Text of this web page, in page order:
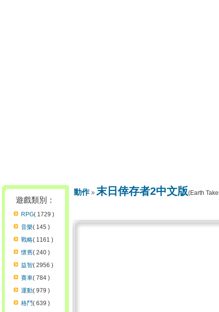
遊戲類別：
RPG( 1729 )
音樂( 145 )
戰略( 1161 )
懷舊( 240 )
益智( 2956 )
賽車( 784 )
運動( 979 )
格鬥( 639 )
動作 末日倖存者2中文版(Earth